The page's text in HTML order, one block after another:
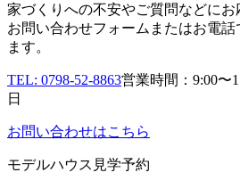
家づくりへの不安やご質問などにお
お問い合わせフォームまたはお電
ます。
TEL: 0798-52-8863営業時間：9:00〜
日
お問い合わせはこちら
モデルハウス見学予約